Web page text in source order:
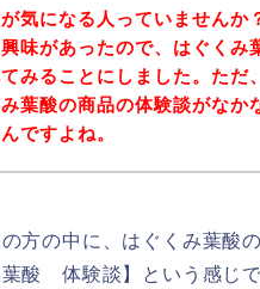
気になる人っていませんか
味があったので、はぐくみ
みることにしました。ただ
葉酸の商品の体験談がなか
ですよね。
方の中に、はぐくみ葉酸
酸 体験談】という感じ